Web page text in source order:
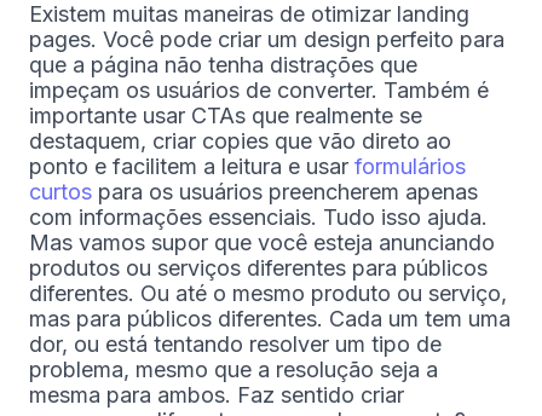
Existem muitas maneiras de otimizar landing
pages. Você pode criar um design perfeito para
que a página não tenha distrações que
impeçam os usuários de converter. Também é
importante usar CTAs que realmente se
destaquem, criar copies que vão direto ao
ponto e facilitem a leitura e usar formulários
curtos para os usuários preencherem apenas
com informações essenciais. Tudo isso ajuda.
Mas vamos supor que você esteja anunciando
produtos ou serviços diferentes para públicos
diferentes. Ou até o mesmo produto ou serviço,
mas para públicos diferentes. Cada um tem uma
dor, ou está tentando resolver um tipo de
problema, mesmo que a resolução seja a
mesma para ambos. Faz sentido criar